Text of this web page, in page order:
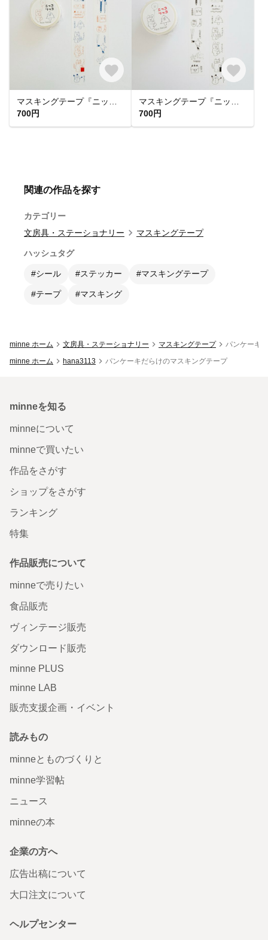
700円
700円
関連の作品を探す
カテゴリー
文房具・ステーショナリー
マスキングテープ
ハッシュタグ
#シール #ステッカー #マスキングテープ
#テープ #マスキング
minne ホーム 文房具・ステーショナリー マスキングテープ
パンケーキ
minne ホーム
hana3113 パンケーキだらけのマスキングテープ
minneを知る
minneについて
minneで買いたい
作品をさがす
ショップをさがす
ランキング
特集
作品販売について
minneで売りたい
食品販売
ヴィンテージ販売
ダウンロード販売
minne PLUS
minne LAB
販売支援企画・イベント
読みもの
minneとものづくりと
minne学習帖
ニュース
minneの本
企業の方へ
広告出稿について
大口注文について
ヘルプセンター